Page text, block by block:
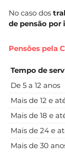
No caso dos
de pensão por
Pensões pela
Tempo de
De 5 a 12 anos
Mais de 12 e
Mais de 18 e
Mais de 24 e
Mais de 30